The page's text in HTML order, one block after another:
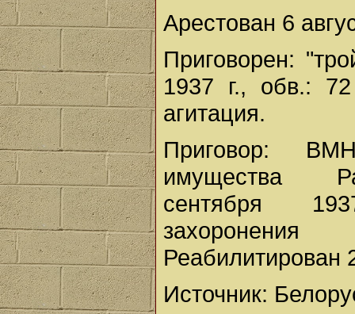
Арестован 6
Приговорен:
1937 г., обв.:
агитация.
Приговор:
имущества
сентября
Реабилитирован
Источник: